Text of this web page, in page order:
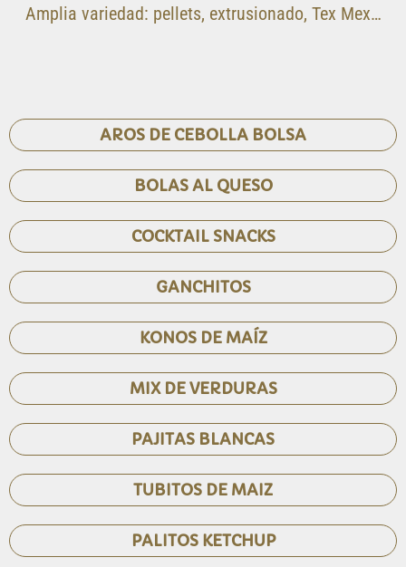
Amplia variedad: pellets, extrusionado, Tex Mex…
AROS DE CEBOLLA BOLSA
BOLAS AL QUESO
COCKTAIL SNACKS
GANCHITOS
KONOS DE MAÍZ
MIX DE VERDURAS
PAJITAS BLANCAS
TUBITOS DE MAIZ
PALITOS KETCHUP